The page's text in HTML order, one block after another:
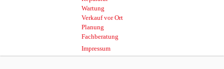
Wartung
Verkauf vor Ort
Planung
Fachberatung
Impressum